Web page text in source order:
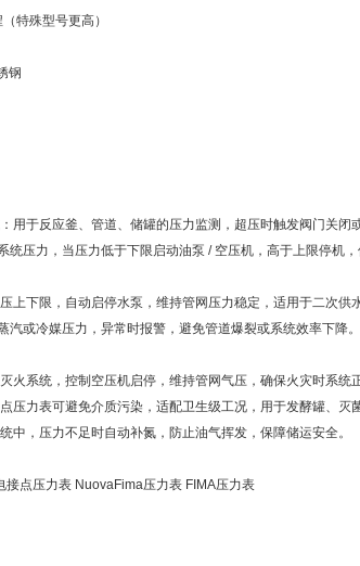
特殊型号更高）
钢
用于反应釜、管道、储罐的压力监测，超压时触发阀门关闭
统压力，当压力低于下限启动油泵 / 空压机，高于上限停机，
上下限，自动启停水泵，维持管网压力稳定，适用于二次供
汽或冷媒压力，异常时报警，避免管道爆裂或系统效率下降。
火系统，控制空压机启停，维持管网气压，确保火灾时系统
压力表可避免介质污染，适配卫生级工况，用于发酵罐、灭
中，压力不足时自动补氮，防止油气挥发，保障储运安全。
接点压力表 NuovaFima压力表 FIMA压力表